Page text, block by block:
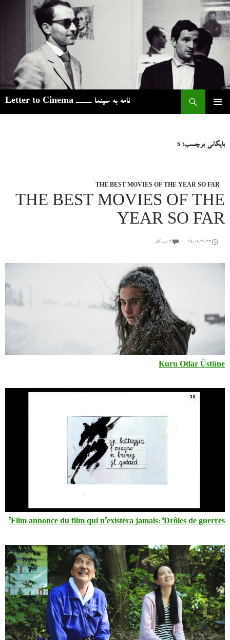
نامه به سینما ـــــ Letter to Cinema
بایگانی برچسب: s
THE BEST MOVIES OF THE YEAR SO FAR
THE BEST MOVIES OF THE
YEAR SO FAR
19/07/2023 ۴ دیدگاه
Kuru Otlar Üstüne
Film annonce du film qui n’existéra jamais: ‘Drôles de guerres’